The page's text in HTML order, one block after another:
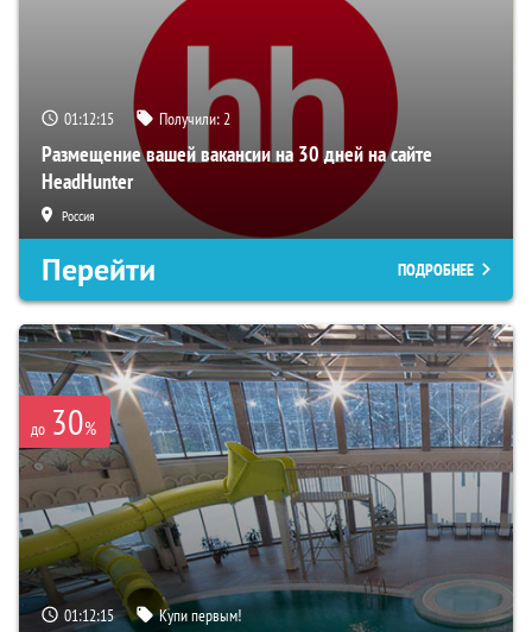
01:12:14 Получили:2
Размещение вашей вакансии на 30 дней на сайте
HeadHunter
Россия
Перейти ПОДРОБНЕЕ
до 30%
01:12:14 Купи первым!